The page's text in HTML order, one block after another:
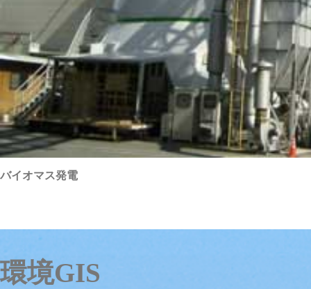
バイオマス発電
環境GIS